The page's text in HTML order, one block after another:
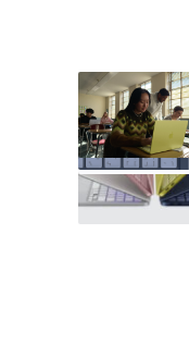
ペ
ー
ジ